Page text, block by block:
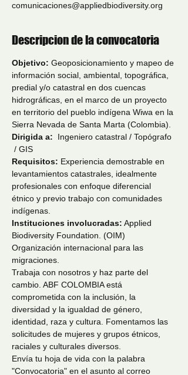
comunicaciones@appliedbiodiversity.org
Descripcion de la convocatoria
Objetivo: Geoposicionamiento y mapeo de
información social, ambiental, topográfica,
predial y/o catastral en dos cuencas
hidrográficas, en el marco de un proyecto
en territorio del pueblo indígena Wiwa en la
Sierra Nevada de Santa Marta (Colombia).
Dirigida a: Ingeniero catastral / Topógrafo
/ GIS
Requisitos: Experiencia demostrable en
levantamientos catastrales, idealmente
profesionales con enfoque diferencial
étnico y previo trabajo con comunidades
indígenas.
Instituciones involucradas: Applied
Biodiversity Foundation. (OIM)
Organización internacional para las
migraciones.
Trabaja con nosotros y haz parte del
cambio. ABF COLOMBIA está
comprometida con la inclusión, la
diversidad y la igualdad de género,
identidad, raza y cultura. Fomentamos las
solicitudes de mujeres y grupos étnicos,
raciales y culturales diversos.
Envía tu hoja de vida con la palabra
"Convocatoria" en el asunto al correo